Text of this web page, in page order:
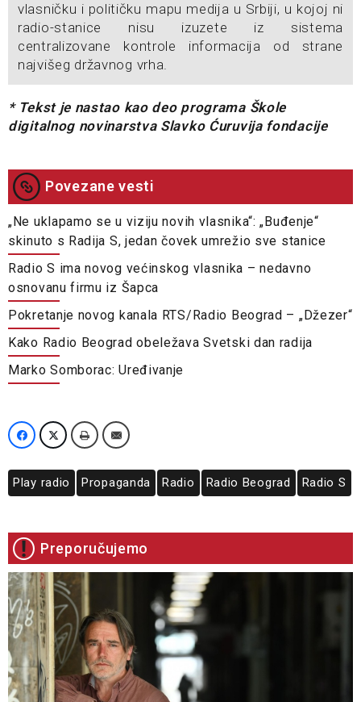
vlasničku i političku mapu medija u Srbiji, u kojoj ni
radio-stanice nisu izuzete iz sistema
centralizovane kontrole informacija od strane
najvišeg državnog vrha.
* Tekst je nastao kao deo programa Škole
digitalnog novinarstva Slavko Ćuruvija fondacije
Povezane vesti
„Ne uklapamo se u viziju novih vlasnika“: „Buđenje“
skinuto s Radija S, jedan čovek umrežio sve stanice
Radio S ima novog većinskog vlasnika – nedavno
osnovanu firmu iz Šapca
Pokretanje novog kanala RTS/Radio Beograd – „Džezer“
Kako Radio Beograd obeležava Svetski dan radija
Marko Somborac: Uređivanje
Play radio Propaganda Radio Radio Beograd Radio S
Preporučujemo